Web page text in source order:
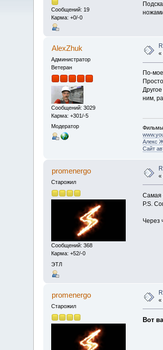
Сообщений: 19
Карма: +0/-0
AlexZhuk
Администратор
Ветеран
Сообщений: 3029
Карма: +301/-5
Модератор
«
По-
ним,
Фильмы
Алекс
Сайт
promenergo
Старожил
Сообщений: 368
Карма: +52/-0
ЭТЛ
«
Самая
P.S.
Через
promenergo
Старожил
«
Вот